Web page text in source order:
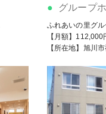
グループ
ふれあいの里グ
【月額】112,000
【所在地】旭川